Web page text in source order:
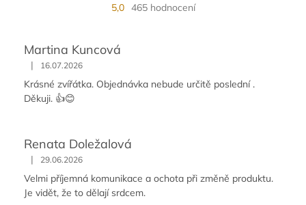
5,0 465 hodnocení
Martina Kuncová
| 16.07.2026
Krásné zvířátka. Objednávka nebude určitě poslední .
Děkuji. 👍😊
Renata Doležalová
| 29.06.2026
Velmi příjemná komunikace a ochota při změně produktu.
Je vidět, že to dělají srdcem.